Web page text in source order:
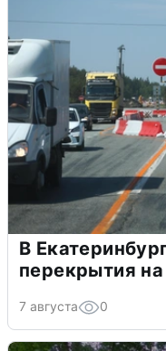
В
перекрытия
7 августа 0